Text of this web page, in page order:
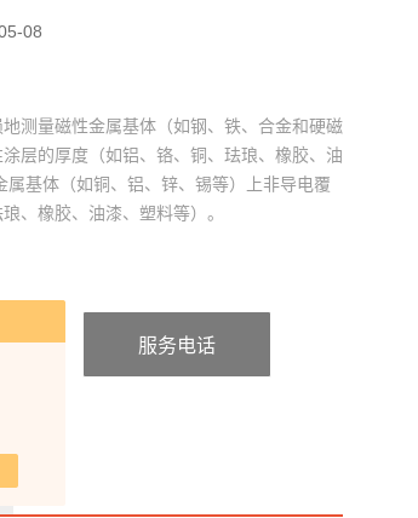
08
测量磁性金属基体（如钢、铁、合金和硬磁
层的厚度（如铝、铬、铜、珐琅、橡胶、油
属基体（如铜、铝、锌、锡等）上非导电覆
、橡胶、油漆、塑料等）。
服务电话